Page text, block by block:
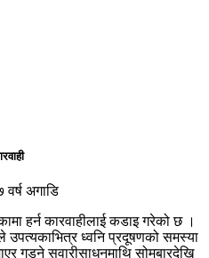
वर्ष अगाडि
हर्न कारवाहीलाई कडाइ गरेको छ ।
उपत्यकाभित्र ध्वनि प्रदूषणको समस्या
गुड्ने सवारीसाधनमाथि सोमबारदेखि